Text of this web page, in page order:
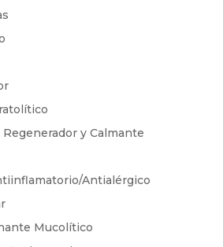
y Calmante
Antialérgico
Mucolítico